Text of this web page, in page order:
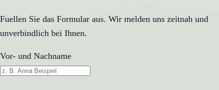
Fuellen Sie das Formular aus. Wir melden uns zeitnah und
unverbindlich bei Ihnen.
Vor- und Nachname